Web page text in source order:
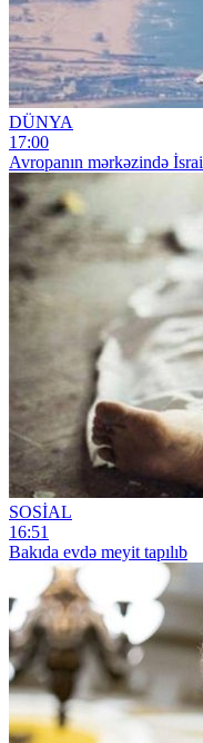
DÜNYA
17:00
Avropanın mərkəzində
SOSİAL
16:51
Bakıda evdə meyit tapılıb